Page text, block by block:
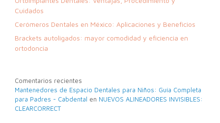
Cuidados
Cerómeros Dentales en México: Aplicaciones y Beneficios
Brackets autoligados: mayor comodidad y eficiencia en
ortodoncia
Comentarios recientes
Mantenedores de Espacio Dentales para Niños: Guía Completa
para Padres - Cabdental en NUEVOS ALINEADORES INVISIBLES:
CLEARCORRECT